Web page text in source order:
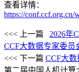
查看详情：
https://conf.ccf.org.cn/
<<< 上一篇
2026年
CCF大数据专家委员
<<< 下一篇 CCF大